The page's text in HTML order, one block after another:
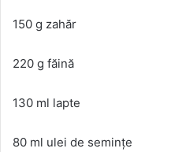
150 g zahăr
220 g făină
130 ml lapte
80 ml ulei de semințe